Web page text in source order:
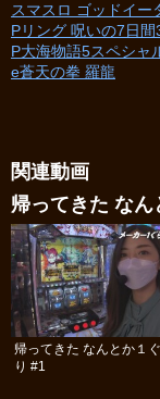
スマスロ ゴッドイー
Pリング 呪いの7日間
P大海物語5スペシャ
e蒼天の拳 羅龍
関連動画
帰ってきた なん
帰ってきた なんとか１
り #1